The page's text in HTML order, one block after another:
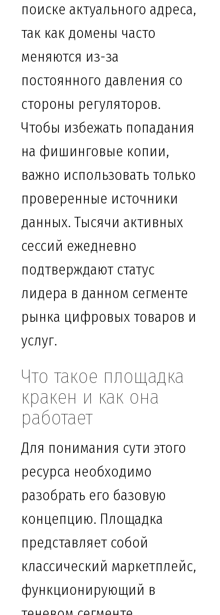
поиске актуального адреса,
так как домены часто
меняются из-за
постоянного давления со
стороны регуляторов.
Чтобы избежать попадания
на фишинговые копии,
важно использовать только
проверенные источники
данных. Тысячи активных
сессий ежедневно
подтверждают статус
лидера в данном сегменте
рынка цифровых товаров и
услуг.
Что такое площадка
кракен и как она
работает
Для понимания сути этого
ресурса необходимо
разобрать его базовую
концепцию. Площадка
представляет собой
классический маркетплейс,
функционирующий в